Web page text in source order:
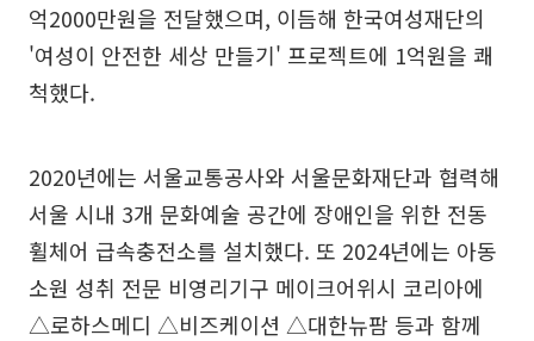
억2000만원을 전달했으며, 이듬해 한국여성재단의
'여성이 안전한 세상 만들기' 프로젝트에 1억원을 쾌
척했다.
2020년에는 서울교통공사와 서울문화재단과 협력해
서울 시내 3개 문화예술 공간에 장애인을 위한 전동
휠체어 급속충전소를 설치했다. 또 2024년에는 아동
소원 성취 전문 비영리기구 메이크어위시 코리아에
△로하스메디 △비즈케이션 △대한뉴팜 등과 함께